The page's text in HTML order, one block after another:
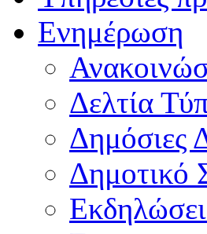
Ενημέρωση
Δελτία
Δημόσιες
Δημοτικό